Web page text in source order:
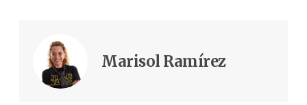
Marisol Ramírez